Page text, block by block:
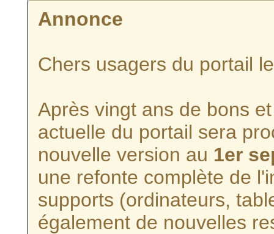
Annonce
Chers usagers du portail
Après vingt ans de bons
actuelle du portail sera
nouvelle version au 1er
une refonte complète de
supports (ordinateurs,
également de nouvelles